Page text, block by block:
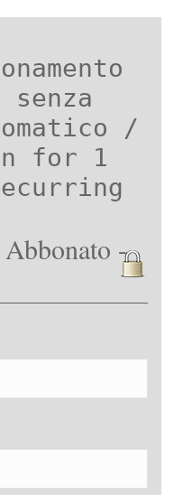
/
for 1
-